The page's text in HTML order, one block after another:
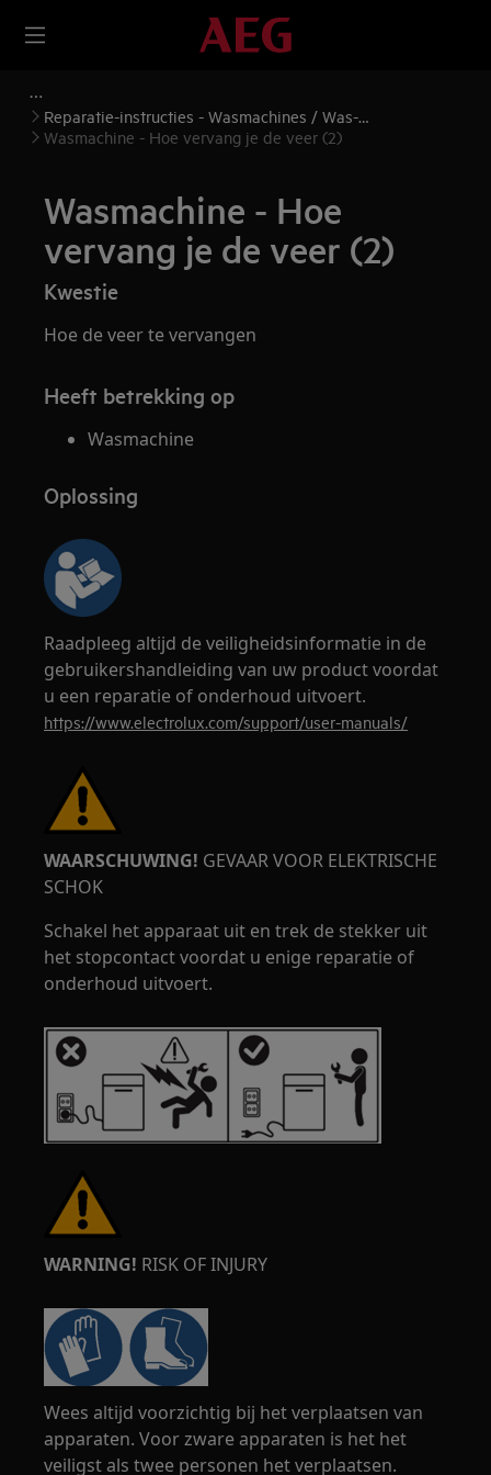
Reparatie-instructies - Wasmachines / Was-
droogcombinaties
Wasmachine - Hoe vervang je de veer (2)
Wasmachine - Hoe
vervang je de veer (2)
Kwestie
Hoe de veer te vervangen
Heeft betrekking op
Wasmachine
Oplossing
Raadpleeg altijd de veiligheidsinformatie in de
gebruikershandleiding van uw product voordat
u een reparatie of onderhoud uitvoert.
https://www.electrolux.com/support/user-manuals/
WAARSCHUWING! GEVAAR VOOR ELEKTRISCHE
SCHOK
Schakel het apparaat uit en trek de stekker uit
het stopcontact voordat u enige reparatie of
onderhoud uitvoert.
WARNING! RISK OF INJURY
Wees altijd voorzichtig bij het verplaatsen van
apparaten. Voor zware apparaten is het het
veiligst als twee personen het verplaatsen.